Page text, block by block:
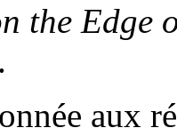
the Edge
aux